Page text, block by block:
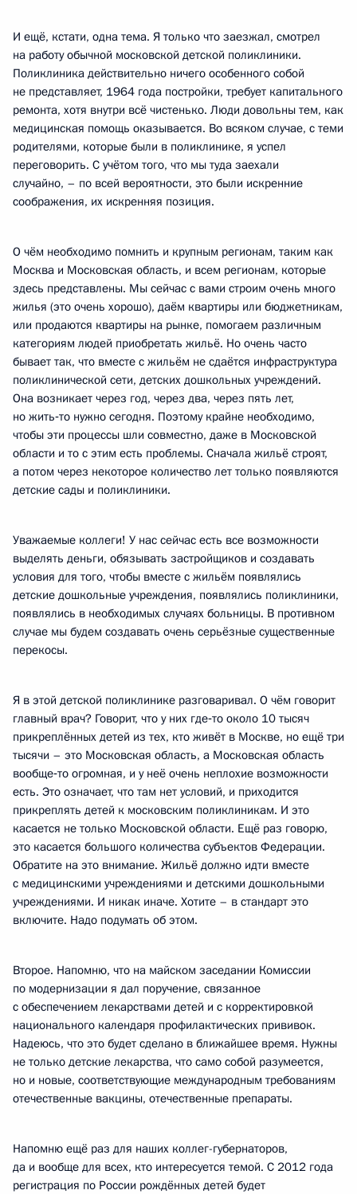
И ещё, кстати, одна тема. Я только что заезжал, смотрел
на работу обычной московской детской поликлиники.
Поликлиника действительно ничего особенного собой
не представляет, 1964 года постройки, требует капитального
ремонта, хотя внутри всё чистенько. Люди довольны тем, как
медицинская помощь оказывается. Во всяком случае, с теми
родителями, которые были в поликлинике, я успел
переговорить. С учётом того, что мы туда заехали
случайно, – по всей вероятности, это были искренние
соображения, их искренняя позиция.
О чём необходимо помнить и крупным регионам, таким как
Москва и Московская область, и всем регионам, которые
здесь представлены. Мы сейчас с вами строим очень много
жилья (это очень хорошо), даём квартиры или бюджетникам,
или продаются квартиры на рынке, помогаем различным
категориям людей приобретать жильё. Но очень часто
бывает так, что вместе с жильём не сдаётся инфраструктура
поликлинической сети, детских дошкольных учреждений.
Она возникает через год, через два, через пять лет,
но жить‑то нужно сегодня. Поэтому крайне необходимо,
чтобы эти процессы шли совместно, даже в Московской
области и то с этим есть проблемы. Сначала жильё строят,
а потом через некоторое количество лет только появляются
детские сады и поликлиники.
Уважаемые коллеги! У нас сейчас есть все возможности
выделять деньги, обязывать застройщиков и создавать
условия для того, чтобы вместе с жильём появлялись
детские дошкольные учреждения, появлялись поликлиники,
появлялись в необходимых случаях больницы. В противном
случае мы будем создавать очень серьёзные существенные
перекосы.
Я в этой детской поликлинике разговаривал. О чём говорит
главный врач? Говорит, что у них где‑то около 10 тысяч
прикреплённых детей из тех, кто живёт в Москве, но ещё три
тысячи – это Московская область, а Московская область
вообще‑то огромная, и у неё очень неплохие возможности
есть. Это означает, что там нет условий, и приходится
прикреплять детей к московским поликлиникам. И это
касается не только Московской области. Ещё раз говорю,
это касается большого количества субъектов Федерации.
Обратите на это внимание. Жильё должно идти вместе
с медицинскими учреждениями и детскими дошкольными
учреждениями. И никак иначе. Хотите – в стандарт это
включите. Надо подумать об этом.
Второе. Напомню, что на майском заседании Комиссии
по модернизации я дал поручение, связанное
с обеспечением лекарствами детей и с корректировкой
национального календаря профилактических прививок.
Надеюсь, что это будет сделано в ближайшее время. Нужны
не только детские лекарства, что само собой разумеется,
но и новые, соответствующие международным требованиям
отечественные вакцины, отечественные препараты.
Напомню ещё раз для наших коллег-губернаторов,
да и вообще для всех, кто интересуется темой. С 2012 года
регистрация по России рождённых детей будет